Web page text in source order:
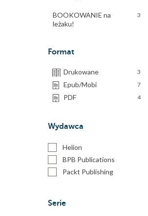
BOOKOWANIE na
leżaku!
3
Format
Drukowane 3
Epub/Mobi 7
PDF 4
Wydawca
Helion
BPB Publications
Packt Publishing
Serie